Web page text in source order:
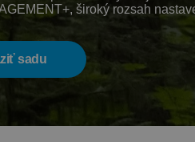
široký rozsah
sadu